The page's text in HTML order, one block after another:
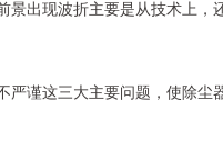
出现波折主要是从技术上，
谨这三大主要问题，使除尘